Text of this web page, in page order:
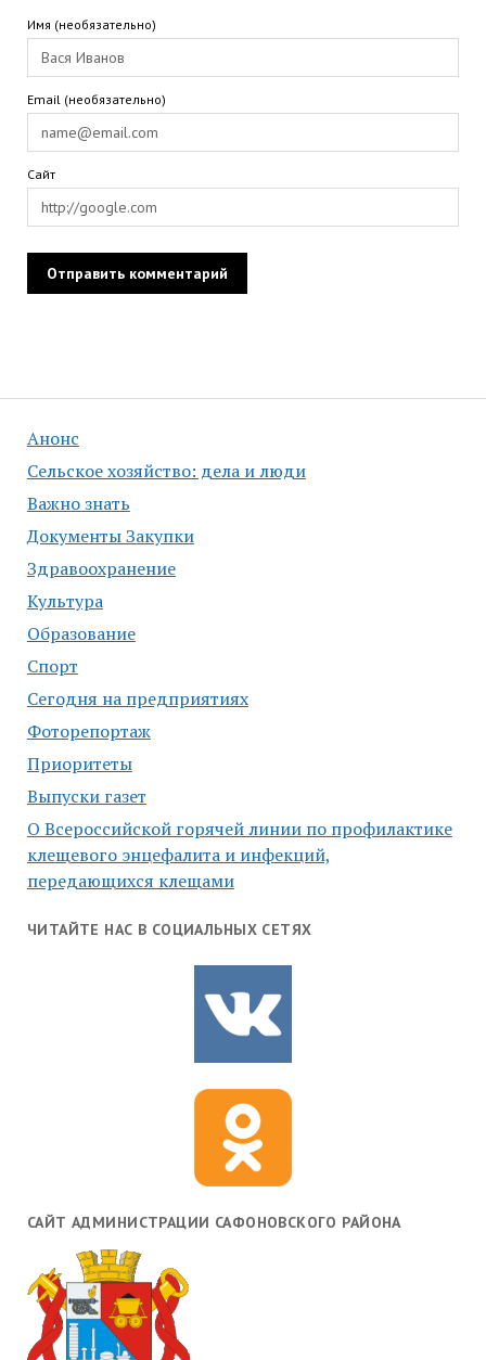
Анонс
Сельское хозяйство: дела и люди
Важно знать
Документы Закупки
Здравоохранение
Культура
Образование
Спорт
Сегодня на предприятиях
Фоторепортаж
Приоритеты
Выпуски газет
О Всероссийской горячей линии по профилактике
клещевого энцефалита и инфекций,
передающихся клещами
ЧИТАЙТЕ НАС В СОЦИАЛЬНЫХ СЕТЯХ
САЙТ АДМИНИСТРАЦИИ САФОНОВСКОГО РАЙОНА
Имя (необязательно)
Email (необязательно)
Сайт